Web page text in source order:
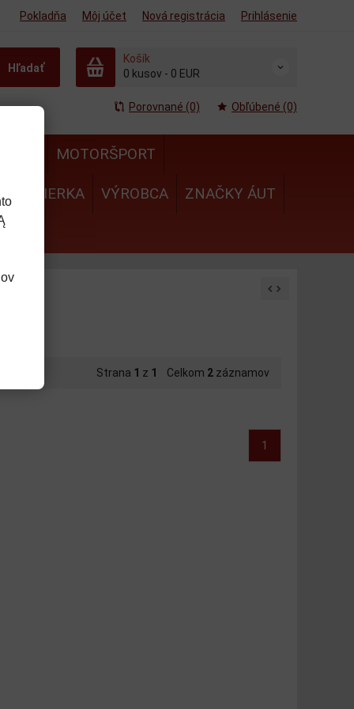
Pokladňa Môj účet Nová registrácia Prihlásenie
Hľadať
Košík
0 kusov - 0 EUR
Porovnané (0) Obľúbené (0)
MOTORŠPORT
MIERKA VÝROBCA ZNAČKY ÁUT
Strana 1 z 1 Celkom 2 záznamov
1